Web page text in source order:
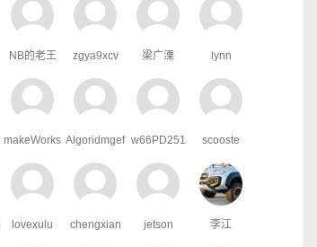
NB的老王 zgya9xcv 梁广溧 lynn
makeWorks Algoridmgef w66PD251 scooste
lovexulu chengxian jetson 李江